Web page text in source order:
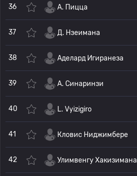
36 А. Пицца
37 Д. Нзеимана
38 Аделард Игиранеза
39 A. Синаринзи
40 L. Vyizigiro
41 Кловис Ниджимбере
42 Улимвенгу Хакизимана